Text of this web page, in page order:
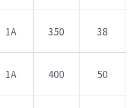
1A 350 38
1A 400 50